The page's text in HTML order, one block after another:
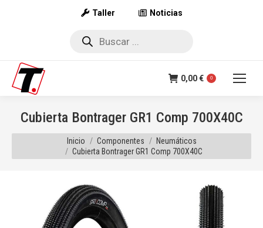
Taller Noticias
Búsqueda
0,00€ 0
Cubierta Bontrager GR1 Comp 700X40C
Estás aquí:
Inicio Componentes
Neumáticos
Cubierta Bontrager GR1 Comp 700X40C